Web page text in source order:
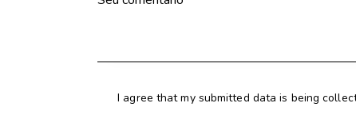
I agree that my submitted data is being